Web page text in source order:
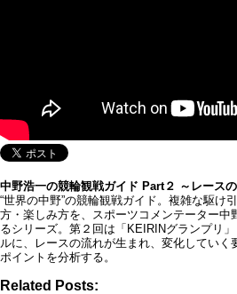
中野浩一の競輪観戦ガイド Part２ ～レース
“世界の中野”の競輪観戦ガイド。複雑な駆け
方・楽しみ方を、スポーツコメンテーター中
るシリーズ。第２回は「KEIRINグランプリ
ルに、レースの流れが生まれ、変化していく
ポイントを分析する。
Related Posts: